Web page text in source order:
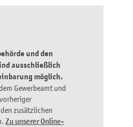
und den
ausschließlich
möglich.
Gewerbeamt und
zusätzlichen
Zu unserer Online-